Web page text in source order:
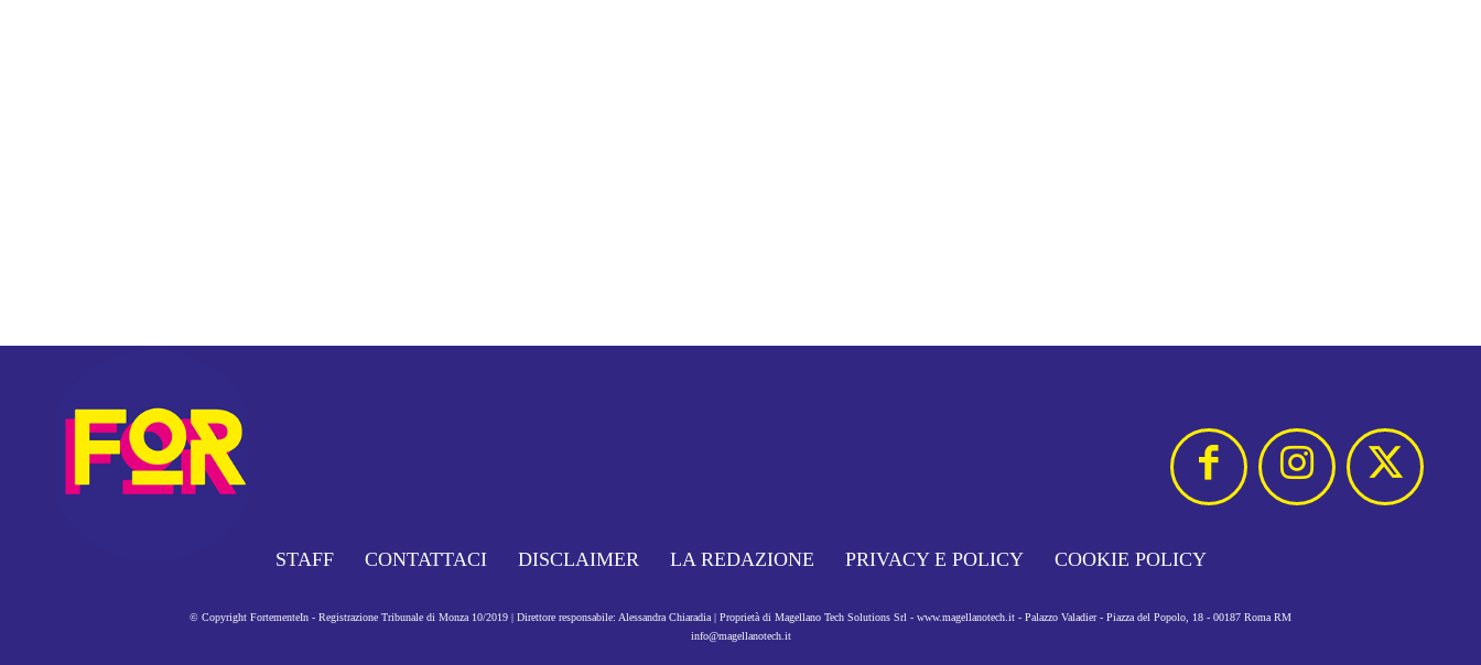
STAFF CONTATTACI DISCLAIMER LA REDAZIONE PRIVACY E POLICY COOKIE POLICY
© Copyright FortementeIn - Registrazione Tribunale di Monza 10/2019 | Direttore responsabile: Alessandra Chiaradia | Proprietà di Magellano Tech Solutions Srl - www.magellanotech.it - Palazzo Valadier - Piazza del Popolo, 18 - 00187 Roma RM
info@magellanotech.it